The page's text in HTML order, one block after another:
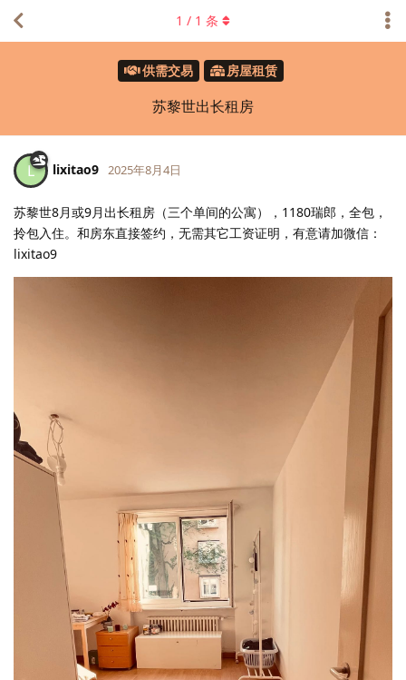
供需交易 房屋租赁
苏黎世出长租房
1 / 1 条
L lixitao9 2025年8月4日
苏黎世8月或9月出长租房（三个单间的公寓），1180瑞郎，全包，
拎包入住。和房东直接签约，无需其它工资证明，有意请加微信：
lixitao9